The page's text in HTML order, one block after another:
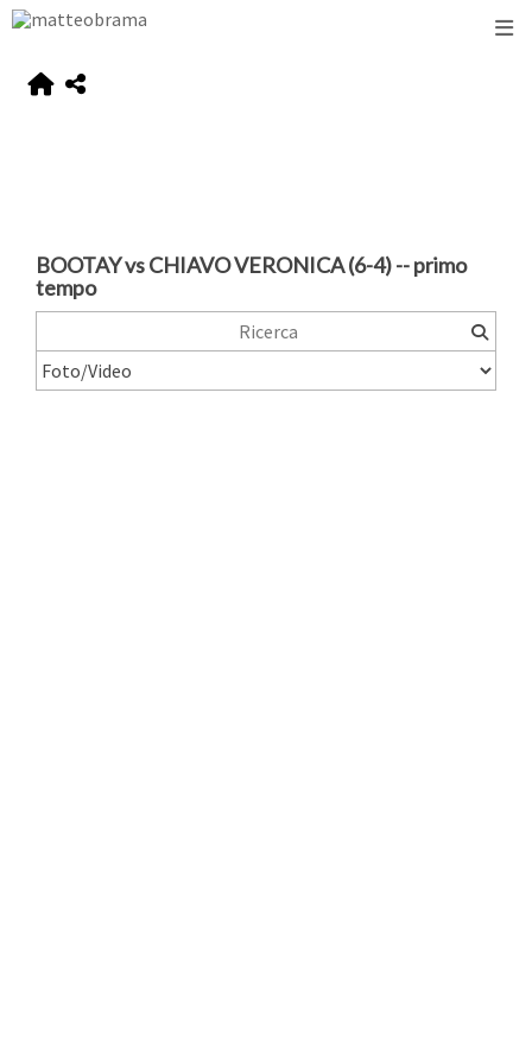
BOOTAY vs CHIAVO VERONICA (6-4) -- primo
tempo